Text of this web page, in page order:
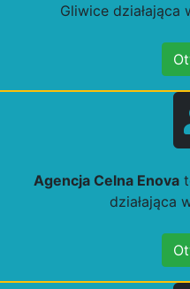
Gliwice
Agencja Celna Enova
działająca